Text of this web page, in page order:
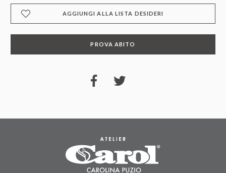
AGGIUNGI ALLA LISTA DESIDERI
PROVA ABITO